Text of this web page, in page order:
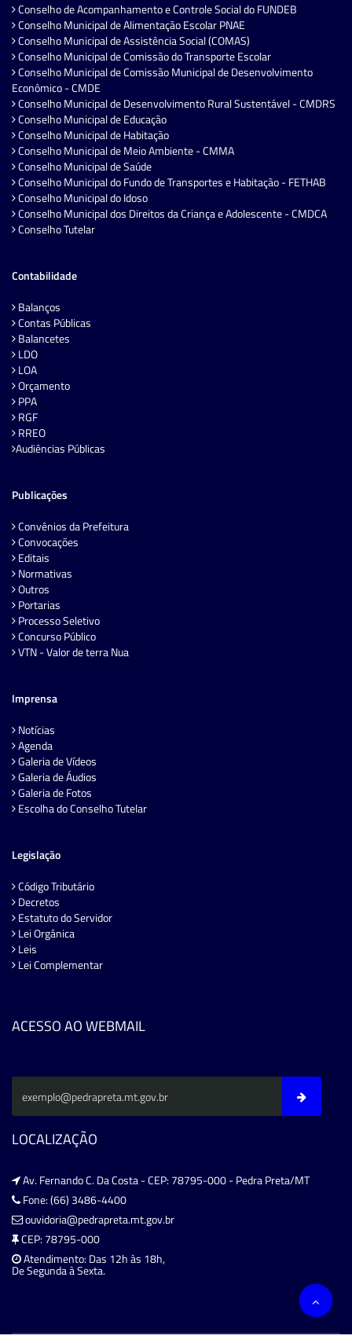
Conselho de Acompanhamento e Controle Social do FUNDEB
Conselho Municipal de Alimentação Escolar PNAE
Conselho Municipal de Assistência Social (COMAS)
Conselho Municipal de Comissão do Transporte Escolar
Conselho Municipal de Comissão Municipal de Desenvolvimento
Econômico - CMDE
Conselho Municipal de Desenvolvimento Rural Sustentável - CMDRS
Conselho Municipal de Educação
Conselho Municipal de Habitação
Conselho Municipal de Meio Ambiente - CMMA
Conselho Municipal de Saúde
Conselho Municipal do Fundo de Transportes e Habitação - FETHAB
Conselho Municipal do Idoso
Conselho Municipal dos Direitos da Criança e Adolescente - CMDCA
Conselho Tutelar
Contabilidade
Balanços
Contas Públicas
Balancetes
LDO
LOA
Orçamento
PPA
RGF
RREO
Audiências Públicas
Publicações
Convênios da Prefeitura
Convocações
Editais
Normativas
Outros
Portarias
Processo Seletivo
Concurso Público
VTN - Valor de terra Nua
Imprensa
Notícias
Agenda
Galeria de Vídeos
Galeria de Áudios
Galeria de Fotos
Escolha do Conselho Tutelar
Legislação
Código Tributário
Decretos
Estatuto do Servidor
Lei Orgânica
Leis
Lei Complementar
ACESSO AO WEBMAIL
LOCALIZAÇÃO
Av. Fernando C. Da Costa - CEP: 78795-000 - Pedra Preta/MT
Fone: (66) 3486-4400
ouvidoria@pedrapreta.mt.gov.br
CEP: 78795-000
Atendimento: Das 12h às 18h,
De Segunda à Sexta.